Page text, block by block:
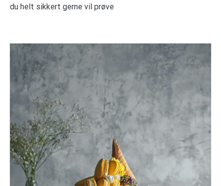
du helt sikkert gerne vil prøve